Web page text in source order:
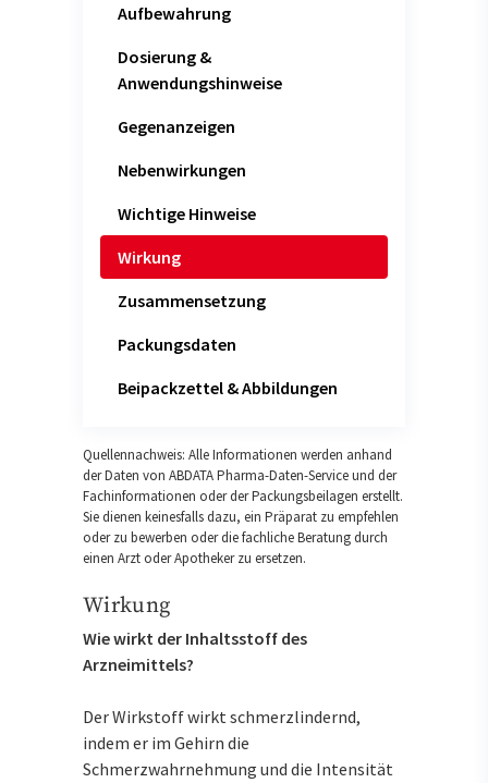
Aufbewahrung
Dosierung &
Anwendungshinweise
Gegenanzeigen
Nebenwirkungen
Wichtige Hinweise
Wirkung
Zusammensetzung
Packungsdaten
Beipackzettel & Abbildungen
Quellennachweis: Alle Informationen werden anhand
der Daten von ABDATA Pharma-Daten-Service und der
Fachinformationen oder der Packungsbeilagen erstellt.
Sie dienen keinesfalls dazu, ein Präparat zu empfehlen
oder zu bewerben oder die fachliche Beratung durch
einen Arzt oder Apotheker zu ersetzen.
Wirkung
Wie wirkt der Inhaltsstoff des
Arzneimittels?
Der Wirkstoff wirkt schmerzlindernd,
indem er im Gehirn die
Schmerzwahrnehmung und die Intensität